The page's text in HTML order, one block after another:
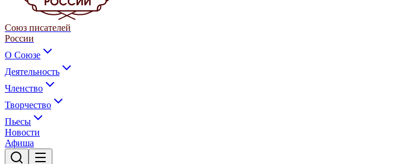
Союз писателей
России
О Союзе
Деятельность
Членство
Творчество
Пьесы
Новости
Афиша